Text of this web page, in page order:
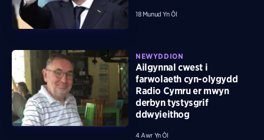
18 Munud Yn Ôl
NEWYDDION
Ailgynnal cwest i
farwolaeth cyn-olygydd
Radio Cymru er mwyn
derbyn tystysgrif
ddwyieithog
4 Awr Yn Ôl